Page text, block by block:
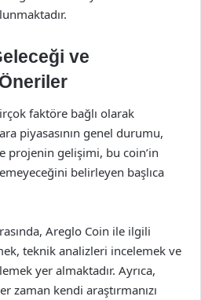
ve
faktöre bağlı olarak
piyasasının genel durumu,
projenin gelişimi, bu coin’in
belirleyen başlıca
Areglo Coin ile ilgili
teknik analizleri incelemek ve
yer almaktadır. Ayrıca,
zaman kendi araştırmanızı